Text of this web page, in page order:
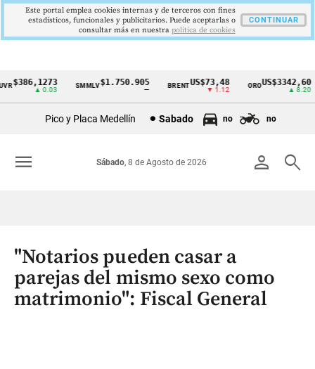
Cintillo
Colombia
$386,1273
▲ 0.03
SMMLV$1.750.905 BRENTUS$73,48
▼ 1.12
OROUS$3342,60
▲ 8.20
Pico y Placa Medellín Sabado no no
person search
Sábado, 8 de Agosto de 2026
menu
"Notarios pueden casar a
parejas del mismo sexo como
matrimonio": Fiscal General
Este portal emplea cookies internas y de terceros con fines
estadísticos, funcionales y publicitarios. Puede aceptarlas o
consultar más en nuestra politica de cookies
CONTINUAR